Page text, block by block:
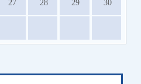
27 28 29 30